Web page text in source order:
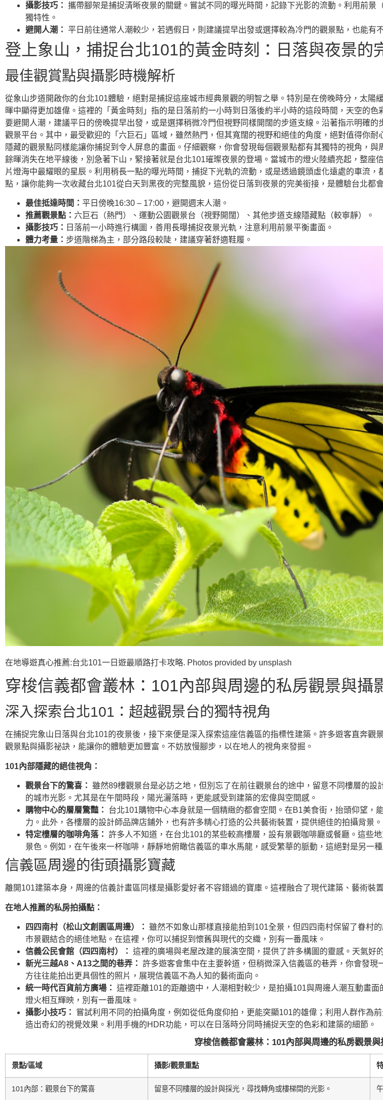
攝影技巧： 攜帶腳架是捕捉清晰夜景的關鍵。嘗試不同的曝光時間，記錄下光影的流動。利用前
獨特性。
避開人潮： 平日前往通常人潮較少，若遇假日，則建議提早出發或選擇較為冷門的觀景點，也能有
登上象山，捕捉台北101的黃金時刻：日落與夜景的
最佳觀賞點與攝影時機解析
從象山步道開啟你的台北101體驗，絕對是捕捉這座城市經典景觀的明智之舉。特別是在傍晚時分，太陽
暉中顯得更加雄偉。這裡的「黃金時刻」指的是日落前約一小時到日落後約半小時的這段時間，天空的
要避開人潮，建議平日的傍晚提早出發，或是選擇稍微冷門但視野同樣開闊的步道支線。沿著指示明確
觀景平台。其中，最受歡迎的「六巨石」區域，雖然熱門，但其寬闊的視野和絕佳的角度，絕對值得你
隱藏的觀景點同樣能讓你捕捉到令人屏息的畫面。仔細觀察，你會發現每個觀景點都有其獨特的視角，
餘暉消失在地平線後，別急著下山，緊接著就是台北101璀璨夜景的登場。當城市的燈火陸續亮起，整座
片燈海中最耀眼的星辰。利用稍長一點的曝光時間，捕捉下光軌的流動，或是透過鏡頭虛化遠處的車流
點，讓你能夠一次收藏台北101從白天到黑夜的完整風貌，這份從日落到夜景的完美銜接，是體驗台北都
最佳抵達時間： 平日傍晚16:30 – 17:00，避開週末人潮。
推薦觀景點： 六巨石（熱門）、運動公園觀景台（視野開闊）、其他步道支線隱藏點（較寧靜）。
攝影技巧： 日落前一小時進行構圖，善用長曝捕捉夜景光軌，注意利用前景平衡畫面。
體力考量： 步道階梯為主，部分路段較陡，建議穿著舒適鞋履。
在地導遊真心推薦:台北101一日遊最順路打卡攻略. Photos provided by unsplash
穿梭信義都會叢林：101內部與周邊的私房觀景與攝
深入探索台北101：超越觀景台的獨特視角
在捕捉完象山日落與台北101的夜景後，接下來便是深入探索這座信義區的指標性建築。許多遊客直奔觀
觀景點與攝影祕訣，能讓你的體驗更加豐富。不妨放慢腳步，以在地人的視角來發掘。
101內部隱藏的絕佳視角：
觀景台下的驚喜：
雖然89樓觀景台是必訪之地，但別忘了在前往觀景台的途中，留意不同樓層的
的城市光影。尤其是在午間時段，陽光灑落時，更能感受到建築的宏偉與空間感。
購物中心的層層驚豔：
台北101購物中心本身就是一個精緻的都會空間。在B1美食街，抬頭仰望，
力。此外，各樓層的設計師品牌店鋪外，也有許多精心打造的公共藝術裝置，提供絕佳的拍攝背景。
特定樓層的咖啡角落： 許多人不知道，在台北101的某些較高樓層，設有景觀咖啡廳或餐廳。這些
景色。例如，在午後來一杯咖啡，靜靜地俯瞰信義區的車水馬龍，感受繁華的脈動，這絕對是另一種
信義區周邊的街頭攝影寶藏
離開101建築本身，周邊的信義計畫區同樣是攝影愛好者不容錯過的寶庫。這裡融合了現代建築、藝術裝
在地人推薦的私房拍攝點：
四四南村（松山文創園區周邊）：
雖然不如象山那樣直接能拍到101全景，但四四南村保留了眷村
市景觀結合的絕佳地點。在這裡，你可以捕捉到懷舊與現代的交織，別有一番風味。
信義公民會館（四四南村）： 這裡的廣場與老屋改建的展演空間，提供了許多構圖的靈感。天氣好
新光三越A8、A13之間的巷弄： 許多遊客會集中在主要幹道，但稍微深入信義區的巷弄，你會發
方往往能拍出更具個性的照片，展現信義區不為人知的藝術面向。
統一時代百貨前方廣場： 這裡距離101的距離適中，人潮相對較少，是拍攝101與周邊人潮互動畫
燈火相互輝映，別有一番風味。
攝影小技巧：
嘗試利用不同的拍攝角度，例如從低角度仰拍，更能突顯101的雄偉；利用人群作為
造出奇幻的視覺效果。利用手機的HDR功能，可以在日落時分同時捕捉天空的色彩和建築的細節。
穿梭信義都會叢林：101內部與周邊的私房觀景與
景點/區域 攝影/觀景重點
101內部：觀景台下的驚喜 留意不同樓層的設計與採光，尋找轉角或樓梯間的光影。